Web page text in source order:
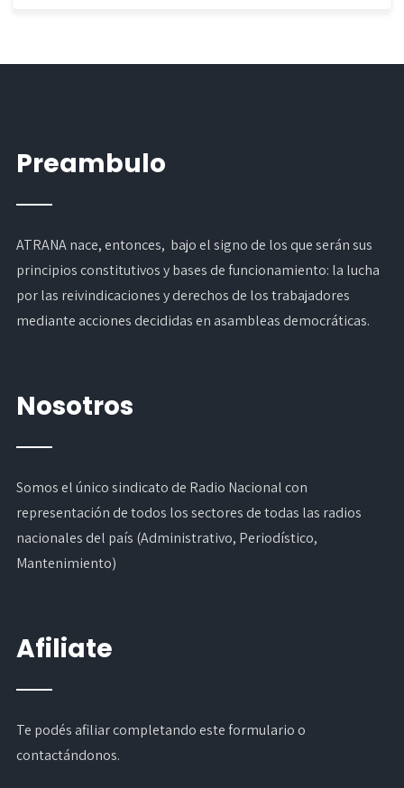
Preambulo
ATRANA nace, entonces, bajo el signo de los que serán sus
principios constitutivos y bases de funcionamiento: la lucha
por las reivindicaciones y derechos de los trabajadores
mediante acciones decididas en asambleas democráticas.
Nosotros
Somos el único sindicato de Radio Nacional con
representación de todos los sectores de todas las radios
nacionales del país (Administrativo, Periodístico,
Mantenimiento)
Afiliate
Te podés afiliar completandoeste formularioo
contactándonos.